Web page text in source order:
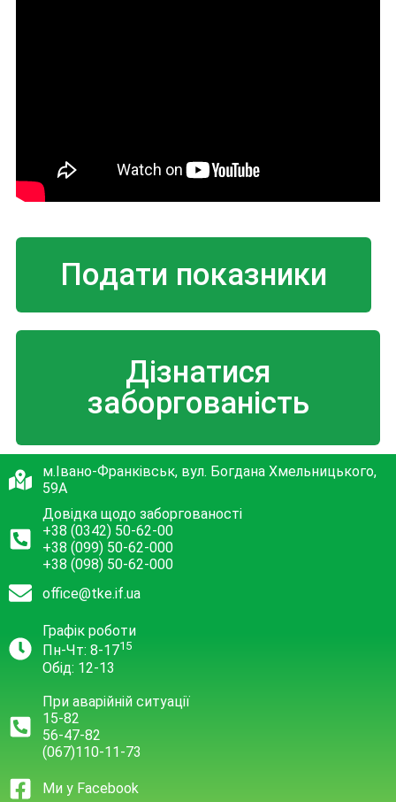
Подати показники
Дізнатися
заборгованість
м.Івано-Франківськ, вул. Богдана Хмельницького,
59А
Довідка щодо заборгованості
+38 (0342) 50-62-00
+38 (099) 50-62-000
+38 (098) 50-62-000
office@tke.if.ua
Графік роботи
Пн-Чт: 8-1715
Обід: 12-13
При аварійній ситуації
15-82
56-47-82
(067)110-11-73
Ми у Facebook